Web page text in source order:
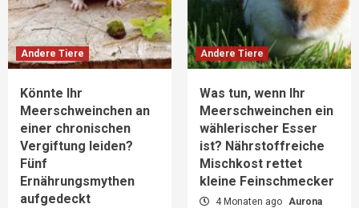
Andere Tiere
Könnte Ihr
Meerschweinchen an
einer chronischen
Vergiftung leiden?
Fünf
Ernährungsmythen
aufgedeckt
Andere Tiere
Was tun, wenn Ihr
Meerschweinchen ein
wählerischer Esser
ist? Nährstoffreiche
Mischkost rettet
kleine Feinschmecker
4 Monaten ago Aurona